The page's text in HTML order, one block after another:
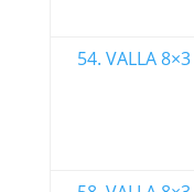
54. VALLA 8×3